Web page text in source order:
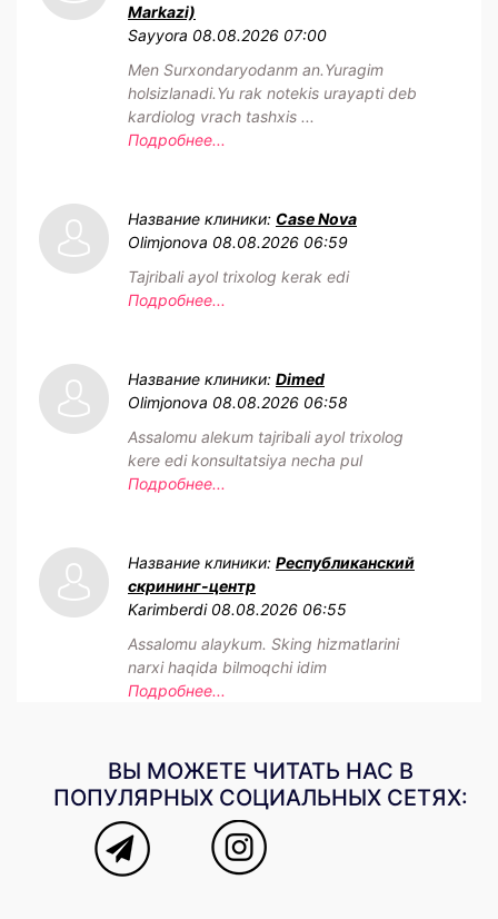
Markazi)
Sayyora 08.08.2026 07:00
Men Surxondaryodanm an.Yuragim
holsizlanadi.Yu rak notekis urayapti deb
kardiolog vrach tashxis ...
Подробнее...
Название клиники: Case Nova
Olimjonova 08.08.2026 06:59
Tajribali ayol trixolog kerak edi
Подробнее...
Название клиники: Dimed
Olimjonova 08.08.2026 06:58
Assalomu alekum tajribali ayol trixolog
kere edi konsultatsiya necha pul
Подробнее...
Название клиники: Республиканский
скрининг-центр
Karimberdi 08.08.2026 06:55
Assalomu alaykum. Sking hizmatlarini
narxi haqida bilmoqchi idim
Подробнее...
ВЫ МОЖЕТЕ ЧИТАТЬ НАС В
ПОПУЛЯРНЫХ СОЦИАЛЬНЫХ СЕТЯХ: